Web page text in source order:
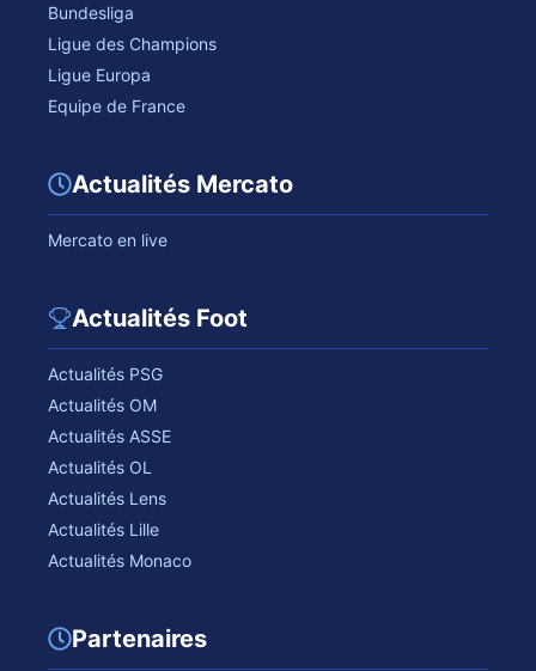
Bundesliga
Ligue des Champions
Ligue Europa
Equipe de France
Actualités Mercato
Mercato en live
Actualités Foot
Actualités PSG
Actualités OM
Actualités ASSE
Actualités OL
Actualités Lens
Actualités Lille
Actualités Monaco
Partenaires